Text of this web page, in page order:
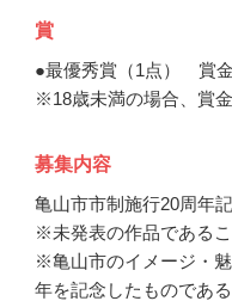
賞
●最優秀賞（1点） 賞
※18歳未満の場合、賞
募集内容
亀山市市制施行20周年
※未発表の作品であるこ
※亀山市のイメージ・
年を記念したものであ